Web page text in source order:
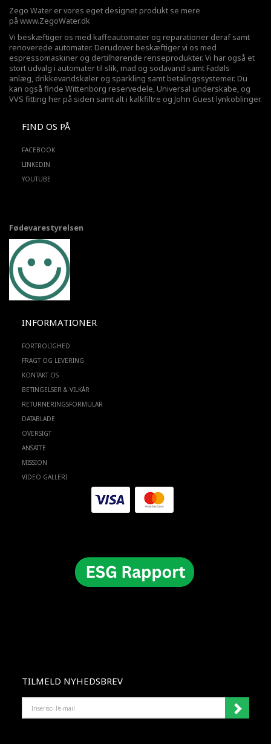
Zego Water er vores eget designet produkt se mere
på www.ZegoWater.dk
Vi beskæftiger os med kaffeautomater og reparationer deraf samt
renoverede automater. Derudover beskæftiger vi os med
espressomaskiner og dertilhørende renseprodukter. Vi har også et
stort udvalg i automater til slik, mad og sodavand samt Fadøls
anlæg, drikkevandskøler og sparkling samt betalingssystemer. Du
kan også finde Wittenborg reservedele, Universal underskabe, og
VVS fitting her på siden samt alt i kalkfiltre og John Guest lynkoblinger.
FIND OS PÅ
FACEBOOK
LINKEDIN
YOUTUBE
Fødevarestyrelsen
INFORMATIONER
FORTROLIGHED
FRAGT OG LEVERING
KONTAKT OS
BETINGELSER & VILKÅR
RETURNERINGSFORMULAR
DATABLADE
OVERSIGT
ANSATTE
MISSION
VIDEO GALLERI
TILMELD NYHEDSBREV
MAIL